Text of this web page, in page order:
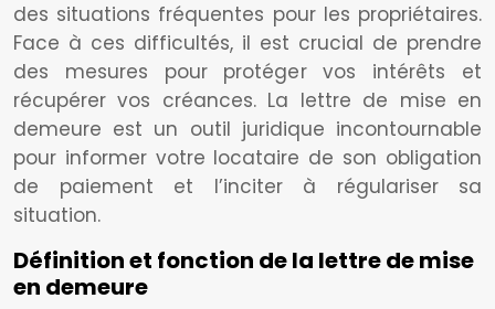
des situations fréquentes pour les propriétaires.
Face à ces difficultés, il est crucial de prendre
des mesures pour protéger vos intérêts et
récupérer vos créances. La lettre de mise en
demeure est un outil juridique incontournable
pour informer votre locataire de son obligation
de paiement et l’inciter à régulariser sa
situation.
Définition et fonction de la lettre de mise
en demeure